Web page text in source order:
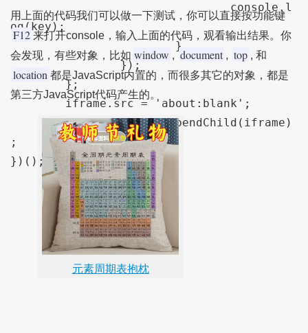
				console.l
og(key);
	};
	iframe.src = 'about:blank';
	document.body.appendChild(iframe)
;
用上面的代码我们可以做一下测试，你可以直接按功能键
F12 来打开console，输入上面的代码，观看输出结果。你
会发现，有些对象，比如 window , document , top , 和
location 都是JavaScript内置的，而很多其它的对象，都是
第三方JavaScript代码产生的。
元素周期表抱枕